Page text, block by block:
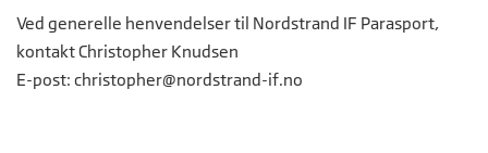
Ved generelle henvendelser til Nordstrand IF Parasport,
kontakt Christopher Knudsen
E-post: christopher@nordstrand-if.no